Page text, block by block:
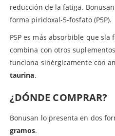
reducción de la fatiga.
forma piridoxal-5-fosfato (P5P).
P5P es más absorbible que sla
combina con otros
funciona sinérgicamente con
taurina.
¿DÓNDE COMPRAR?
Bonusan lo presenta en dos
gramos.